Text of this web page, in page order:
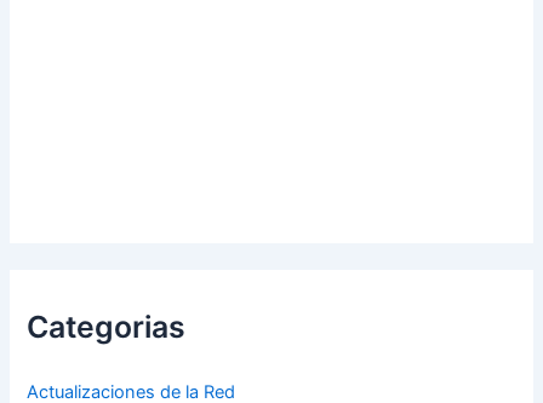
Categorias
Actualizaciones de la Red